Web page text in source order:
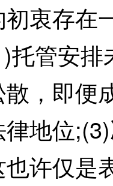
衷存在
托管安排
，即便
地位
许仅是